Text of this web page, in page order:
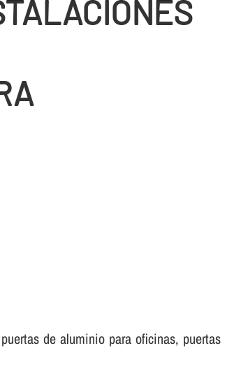
de aluminio para oficinas, puertas